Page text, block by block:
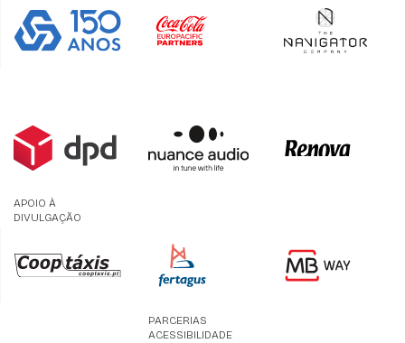
APOIO À
DIVULGAÇÃO
PARCERIAS
ACESSIBILIDADE